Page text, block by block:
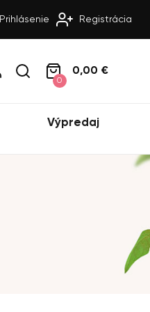
Prihlásenie Registrácia
0
0,00 €
Výpredaj